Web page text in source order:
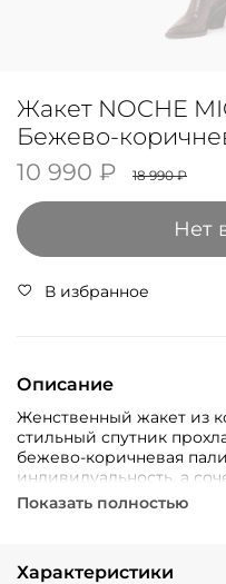
Жакет NOCHE
Бежево-
10 990 ₽
18 990 ₽
Нет
В избранное
Описание
Женственный жакет из
стильный спутник
бежево-коричневая
индивидуальность, а
эластана обеспечит
Показать полностью
Характеристики